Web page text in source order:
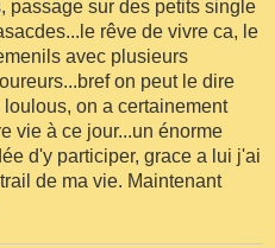
passage sur des petits single
rêve de vivre ca, le
avec plusieurs
on peut le dire
on a certainement
vie à ce jour...un énorme
d'y participer, grace a lui j'ai
de ma vie. Maintenant